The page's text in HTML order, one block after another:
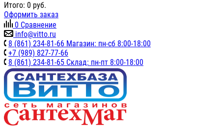
Итого: 0 руб.
Оформить заказ
0 Сравнение
info@vitto.ru
8 (861) 234-81-66 Магазин: пн-сб 8:00-18:00
+7 (989) 827-77-66
8 (861) 234-81-65 Склад: пн-пт 8:00-18:00